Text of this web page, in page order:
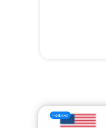
Новини